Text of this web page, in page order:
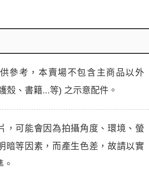
參考，本賣場不包含主商品以外
殼、書籍...等) 之示意配件。
，可能會因為拍攝角度、環境、螢
暗等因素，而產生色差，故請以實